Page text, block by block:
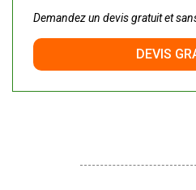
Demandez un devis gratuit et
DEVIS